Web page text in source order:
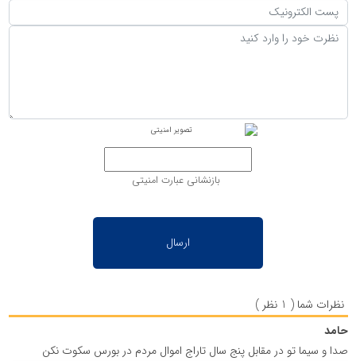
بازنشانی عبارت امنیتی
نظرات شما ( 1 نظر )
حامد
صدا و سیما تو در مقابل پنج سال تاراج اموال مردم در بورس سکوت نکن